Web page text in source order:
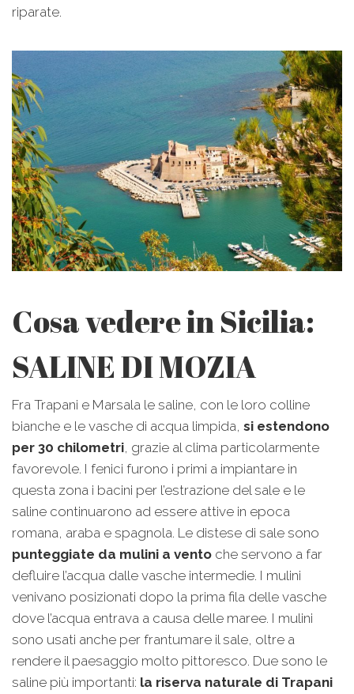
riparate.
Cosa vedere in Sicilia:
SALINE DI MOZIA
Fra Trapani e Marsala le saline, con le loro colline
bianche e le vasche di acqua limpida, si estendono
per 30 chilometri, grazie al clima particolarmente
favorevole. I fenici furono i primi a impiantare in
questa zona i bacini per l’estrazione del sale e le
saline continuarono ad essere attive in epoca
romana, araba e spagnola. Le distese di sale sono
punteggiate da mulini a vento che servono a far
defluire l’acqua dalle vasche intermedie. I mulini
venivano posizionati dopo la prima fila delle vasche
dove l’acqua entrava a causa delle maree. I mulini
sono usati anche per frantumare il sale, oltre a
rendere il paesaggio molto pittoresco. Due sono le
saline più importanti: la riserva naturale di Trapani